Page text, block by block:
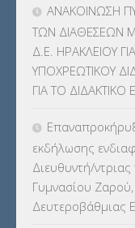
ΜΕΤΑΘΕΣΕΙΣ-
ΒΕΛΤΙΩΣΕΙΣ(319)
ΜΕΤΑΤΑΞΕΙΣ(87)
ΜΕΤΑΦΟΡΑ
ΝΟΜΟΘΕΣΙΑ
ΟΙΚΟΝΟΜΙΚΑ
ΑΝΑΚΟΙΝΩΣΗ
ΤΩΝ ΔΙΑΘΕΣΕΩΝ
Δ.Ε. ΗΡΑΚΛΕΙΟΥ
ΥΠΟΧΡΕΩΤΙΚΟΥ
ΓΙΑ ΤΟ
εκδήλωσης
Διευθυντή/
Γυμνασίου
Δευτεροβάθμιας